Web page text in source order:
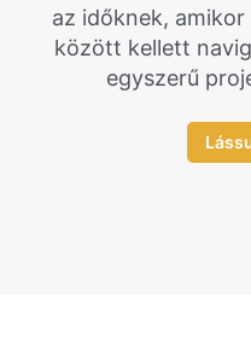
az időknek,
között kellett
egyszerű